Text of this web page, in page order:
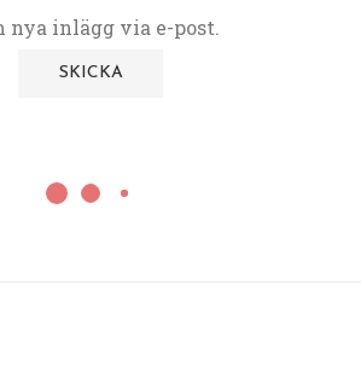
nya inlägg via e-post.